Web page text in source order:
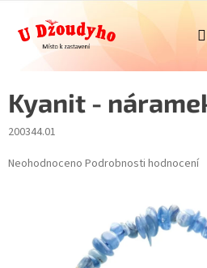
obsah
Kyanit -
200344.01
Průměrné
Neohodnoceno Podrobnosti hodnocení